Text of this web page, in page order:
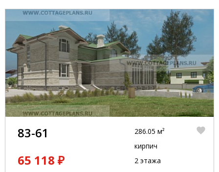
83-61
65 118 ₽
286.05 м²
кирпич
2 этажа